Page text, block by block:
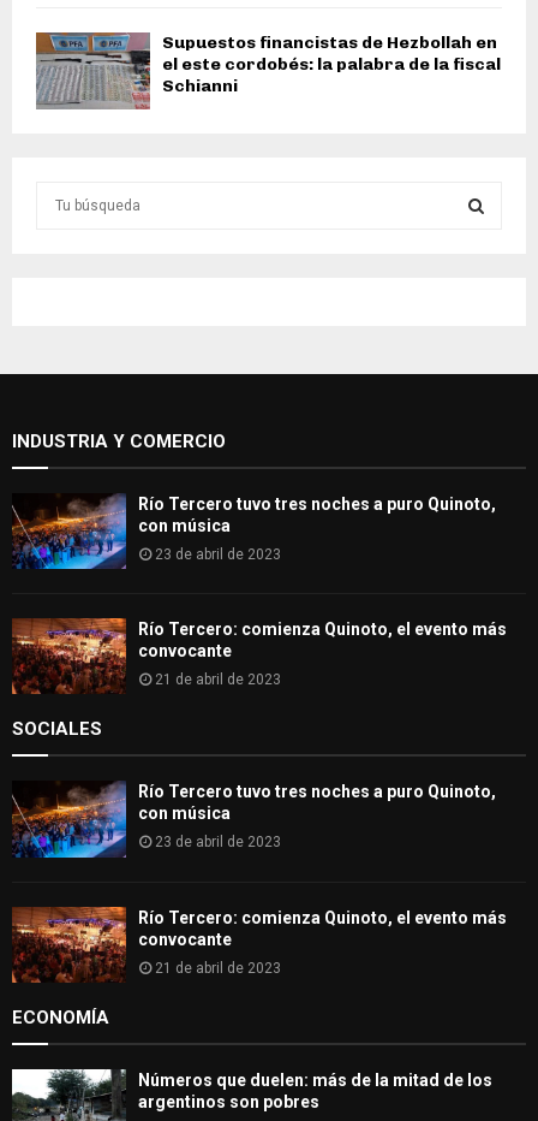
Supuestos financistas de Hezbollah en
el este cordobés: la palabra de la fiscal
Schianni
o
H
INDUSTRIA Y COMERCIO
Río Tercero tuvo tres noches a puro Quinoto,
con música
23 de abril de 2023
Río Tercero: comienza Quinoto, el evento más
convocante
21 de abril de 2023
SOCIALES
Río Tercero tuvo tres noches a puro Quinoto,
con música
23 de abril de 2023
Río Tercero: comienza Quinoto, el evento más
convocante
21 de abril de 2023
ECONOMÍA
Números que duelen: más de la mitad de los
argentinos son pobres